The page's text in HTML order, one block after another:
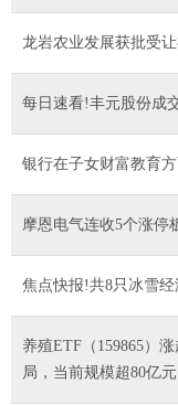
龙岩农业发展获批受
每日速看!丰元股份成
银行在子女财富教育
摩恩电气连收5个涨停
焦点快报!共8只冰雪经
养殖ETF（159865）
局，当前规模超80亿元